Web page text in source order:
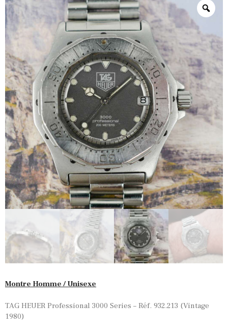
Montre Homme / Unisexe
TAG HEUER Professional 3000 Series – Réf. 932.213 (Vintage
1980)